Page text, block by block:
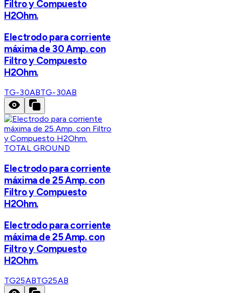
Filtro y Compuesto
H2Ohm.
Electrodo para corriente
máxima de 30 Amp. con
Filtro y Compuesto
H2Ohm.
TG-30ABTG-30AB
TOTAL GROUND
Electrodo para corriente
máxima de 25 Amp. con
Filtro y Compuesto
H2Ohm.
Electrodo para corriente
máxima de 25 Amp. con
Filtro y Compuesto
H2Ohm.
TG25ABTG25AB